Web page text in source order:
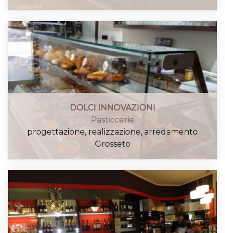
DOLCI INNOVAZIONI
Pasticcerie
progettazione, realizzazione, arredamento
Grosseto